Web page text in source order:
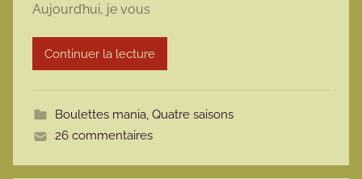
e
Aujourd’hui, je vous
Continuer la lecture
Boulettes mania, Quatre saisons
26 commentaires